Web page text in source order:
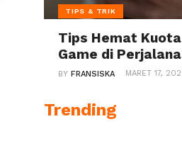
TIPS & TRIK
Tips Hemat
Game di
BYFRANSISKA MARET 17,
Trending